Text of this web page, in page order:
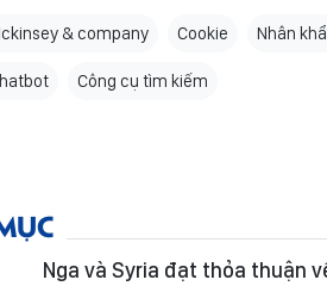
& company Cookie Nhân
Công cụ tìm kiếm
Nga và Syria đạt thỏa thuận